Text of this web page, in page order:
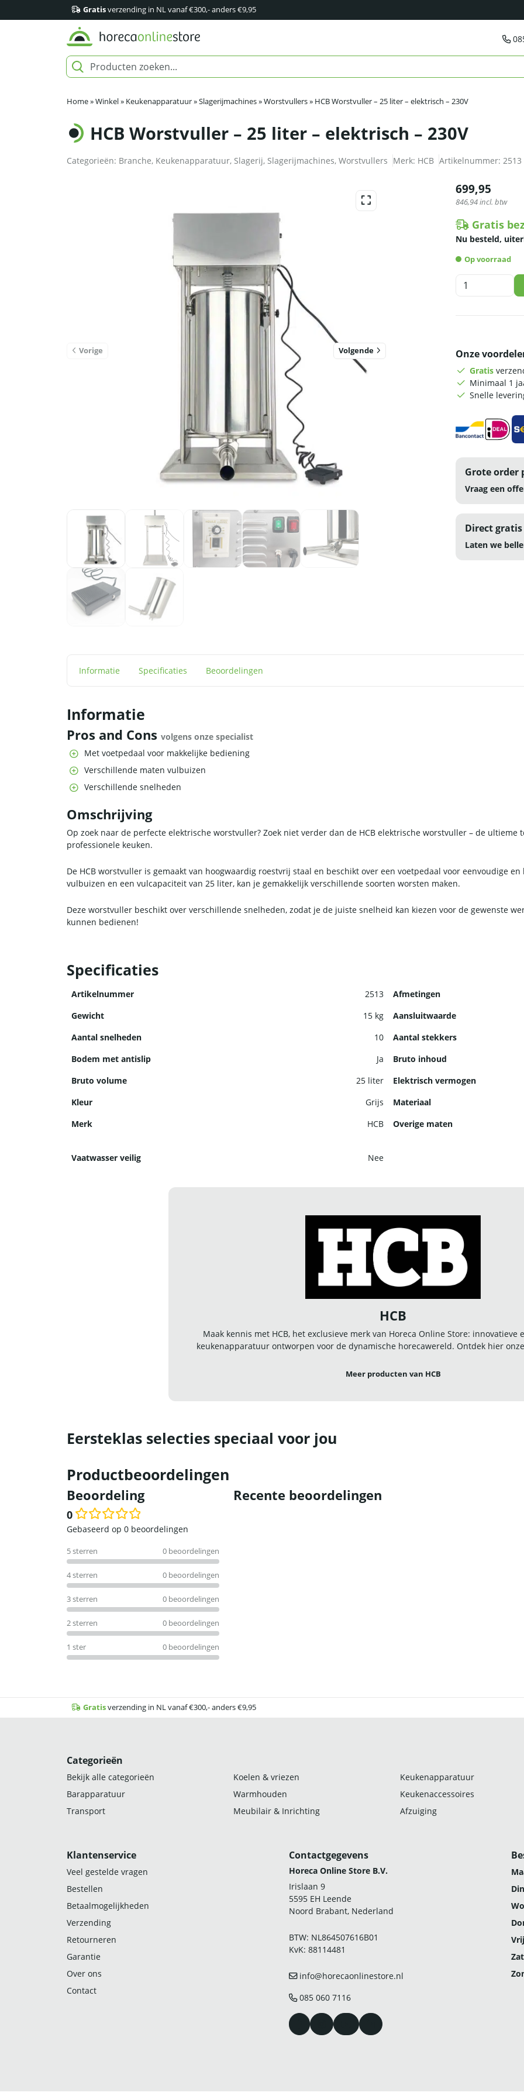
Gratisverzending in NL vanaf €300,- anders €9,95
Home»Winkel» Keukenapparatuur»Slagerijmachines»Worstvullers» HCB Worstvuller – 25 liter – elektrisch – 230V
HCB Worstvuller – 25 liter – elektrisch – 230V
Categorieën: Branche, Keukenapparatuur, Slagerij, Slagerijmachines, Worstvullers Merk: HCB Artikelnummer: 2513
Vorige Volgende
699,95
846,94incl. btw
Gratis
Nu besteld,
Op voorraad
HCB
Worstvuller
elektrisch
230V
aantal
Onze
Gratis
Minimaal 1
Snelle
Grote order
Vraag een
Direct
Laten we
Informatie Specificaties Beoordelingen
Informatie
Pros and Cons volgens onze specialist
Met voetpedaal voor makkelijke bediening
Verschillende maten vulbuizen
Verschillende snelheden
Omschrijving
Op zoek naar de perfecte elektrische worstvuller? Zoek niet verder dan de HCB elektrische worstvuller – de
professionele keuken.
De HCB worstvuller is gemaakt van hoogwaardig roestvrij staal en beschikt over een voetpedaal voor eenvoudige
vulbuizen en een vulcapaciteit van 25 liter, kan je gemakkelijk verschillende soorten worsten maken.
Deze worstvuller beschikt over verschillende snelheden, zodat je de juiste snelheid kan kiezen voor de gewenste
kunnen bedienen!
Specificaties
Artikelnummer 2513 Afmetingen
Gewicht
15 kg Aansluitwaarde
Aantal snelheden
10 Aantal stekkers
Bodem met antislip
Ja Bruto inhoud
Bruto volume
25 liter Elektrisch vermogen
Kleur
Grijs Materiaal
Merk
HCB Overige maten
Vaatwasser veilig
Nee
HCB
Maak kennis met HCB, het exclusieve merk van Horeca Online Store: innovatieve
keukenapparatuur ontworpen voor de dynamische horecawereld. Ontdek hier
Meer producten van HCB
Eersteklas selecties speciaal voor jou
Productbeoordelingen
Beoordeling
0
Waardering
uit
5
Gebaseerd op 0 beoordelingen
5 sterren 0 beoordelingen
4 sterren 0 beoordelingen
3 sterren 0 beoordelingen
2 sterren 0 beoordelingen
1 ster 0 beoordelingen
Recente beoordelingen
Gratisverzending in NL vanaf €300,- anders €9,95
Categorieën
Bekijk alle categorieën Koelen & vriezen Keukenapparatuur
Barapparatuur
Warmhouden Keukenaccessoires
Transport
Meubilair & Inrichting Afzuiging
Klantenservice
Veel gestelde vragen
Bestellen
Betaalmogelijkheden
Verzending
Retourneren
Garantie
Over ons
Contact
Contactgegevens
Horeca Online Store B.V.
Irislaan 9
5595 EH Leende
Noord Brabant, Nederland
BTW: NL864507616B01
KvK: 88114481
info@horecaonlinestore.nl
085 060 7116